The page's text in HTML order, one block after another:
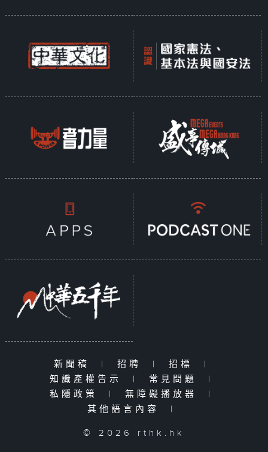
新聞稿 | 招聘 | 招標
|
知識產權告示
| 常見問題
|
私隱政策
| 無障礙播放器
|
其他語言內容
|
© 2026 rthk.hk